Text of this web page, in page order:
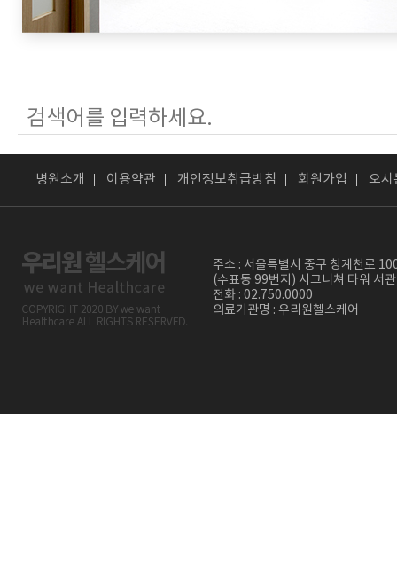
병원소개 이용약관 개인정보취급방침 회원가입 오시
주소 : 서울특별시 중구 청계천로
(수표동 99번지) 시그니쳐 타워 서
전화 : 02.750.0000
의료기관명 : 우리원헬스케어